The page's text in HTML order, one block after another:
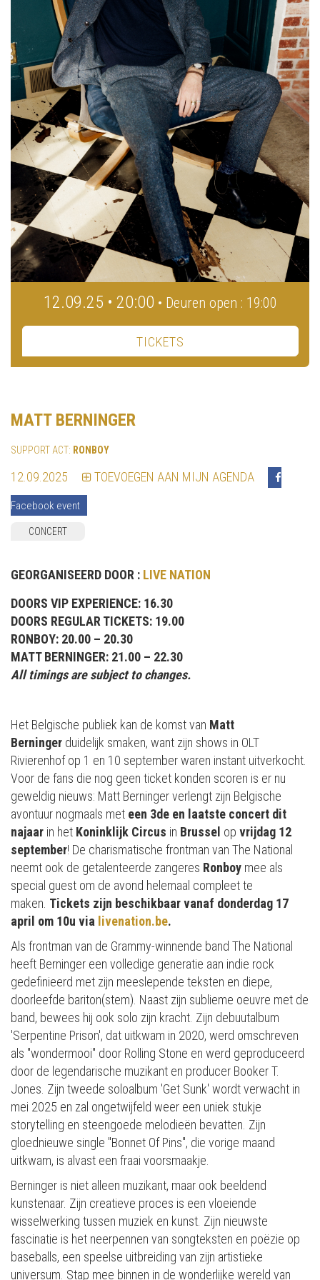
12.09.25 • 20:00 • Deuren open : 19:00
TICKETS
MATT BERNINGER
SUPPORT ACT: RONBOY
12.09.2025 TOEVOEGEN AAN MIJN AGENDA
Facebook event
CONCERT
GEORGANISEERD DOOR : LIVE NATION
DOORS VIP EXPERIENCE: 16.30
DOORS REGULAR TICKETS: 19.00
RONBOY: 20.00 – 20.30
MATT BERNINGER: 21.00 – 22.30
All timings are subject to changes.
Het Belgische publiek kan de komst van Matt
Berninger duidelijk smaken, want zijn shows in OLT
Rivierenhof op 1 en 10 september waren instant uitverkocht.
Voor de fans die nog geen ticket konden scoren is er nu
geweldig nieuws: Matt Berninger verlengt zijn Belgische
avontuur nogmaals met een 3de en laatste concert dit
najaar in het Koninklijk Circus in Brussel op vrijdag 12
september! De charismatische frontman van The National
neemt ook de getalenteerde zangeres Ronboy mee als
special guest om de avond helemaal compleet te
maken. Tickets zijn beschikbaar vanaf donderdag 17
april om 10u via livenation.be.
Als frontman van de Grammy-winnende band The National
heeft Berninger een volledige generatie aan indie rock
gedefinieerd met zijn meeslepende teksten en diepe,
doorleefde bariton(stem). Naast zijn sublieme oeuvre met de
band, bewees hij ook solo zijn kracht. Zijn debuutalbum
'Serpentine Prison', dat uitkwam in 2020, werd omschreven
als "wondermooi" door Rolling Stone en werd geproduceerd
door de legendarische muzikant en producer Booker T.
Jones. Zijn tweede soloalbum 'Get Sunk' wordt verwacht in
mei 2025 en zal ongetwijfeld weer een uniek stukje
storytelling en steengoede melodieën bevatten. Zijn
gloednieuwe single "Bonnet Of Pins", die vorige maand
uitkwam, is alvast een fraai voorsmaakje.
Berninger is niet alleen muzikant, maar ook beeldend
kunstenaar. Zijn creatieve proces is een vloeiende
wisselwerking tussen muziek en kunst. Zijn nieuwste
fascinatie is het neerpennen van songteksten en poëzie op
baseballs, een speelse uitbreiding van zijn artistieke
universum. Stap mee binnen in de wonderlijke wereld van